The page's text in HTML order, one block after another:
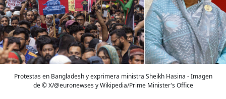
Protestas en Bangladesh y exprimera ministra Sheikh Hasina - Imagen
de © X/@euronewses y Wikipedia/Prime Minister's Office